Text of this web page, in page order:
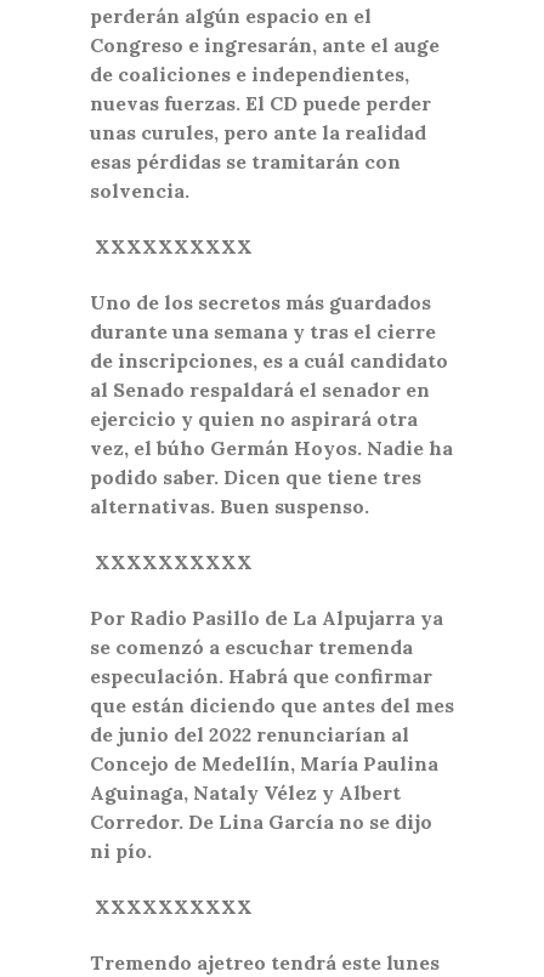
perderán algún espacio en el
Congreso e ingresarán, ante el auge
de coaliciones e independientes,
nuevas fuerzas. El CD puede perder
unas curules, pero ante la realidad
esas pérdidas se tramitarán con
solvencia.
XXXXXXXXXX
Uno de los secretos más guardados
durante una semana y tras el cierre
de inscripciones, es a cuál candidato
al Senado respaldará el senador en
ejercicio y quien no aspirará otra
vez, el búho Germán Hoyos. Nadie ha
podido saber. Dicen que tiene tres
alternativas. Buen suspenso.
XXXXXXXXXX
Por Radio Pasillo de La Alpujarra ya
se comenzó a escuchar tremenda
especulación. Habrá que confirmar
que están diciendo que antes del mes
de junio del 2022 renunciarían al
Concejo de Medellín, María Paulina
Aguinaga, Nataly Vélez y Albert
Corredor. De Lina García no se dijo
ni pío.
XXXXXXXXXX
Tremendo ajetreo tendrá este lunes